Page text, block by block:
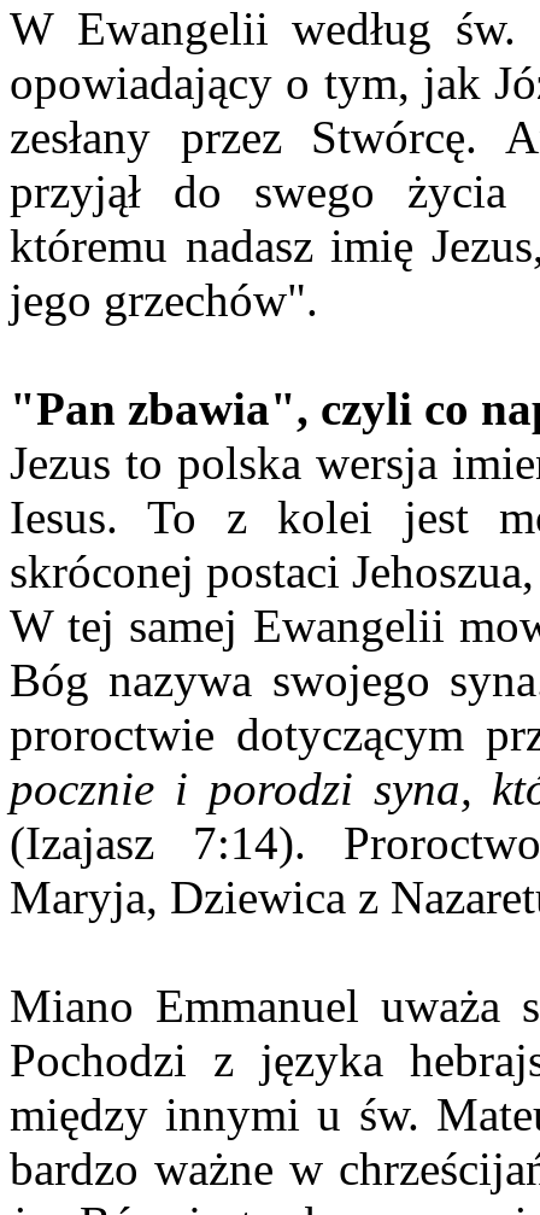
W Ewangelii według św.
opowiadający o tym, jak
zesłany przez Stwórcę.
przyjął do swego
któremu nadasz imię
jego grzechów".
"Pan zbawia", czyli co
Jezus to polska wersja
Iesus. To z kolei jest
skróconej postaci
W tej samej Ewangelii
Bóg nazywa swojego
proroctwie dotyczącym
pocznie i porodzi syna,
(Izajasz 7:14).
Maryja, Dziewica z
Miano Emmanuel uważa
Pochodzi z języka
między innymi u św.
bardzo ważne w